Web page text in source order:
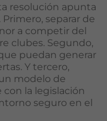
resolución apunta
separar de
a competir del
clubes. Segundo,
puedan generar
Y tercero,
modelo de
la legislación
seguro en el